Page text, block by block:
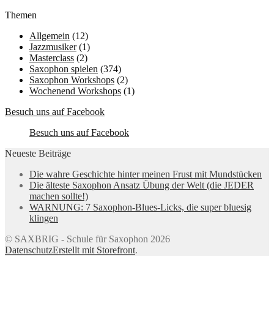
Themen
Allgemein (12)
Jazzmusiker(1)
Masterclass (2)
Saxophon spielen (374)
Saxophon Workshops (2)
Wochenend Workshops (1)
Besuch uns auf Facebook
Besuch uns auf Facebook
Neueste Beiträge
Die wahre Geschichte hinter meinen Frust mit Mundstücken
Die älteste Saxophon Ansatz Übung der Welt (die JEDER
machen sollte!)
WARNUNG: 7 Saxophon-Blues-Licks, die super bluesig
klingen
© SAXBRIG - Schule für Saxophon 2026
DatenschutzErstellt mit Storefront.